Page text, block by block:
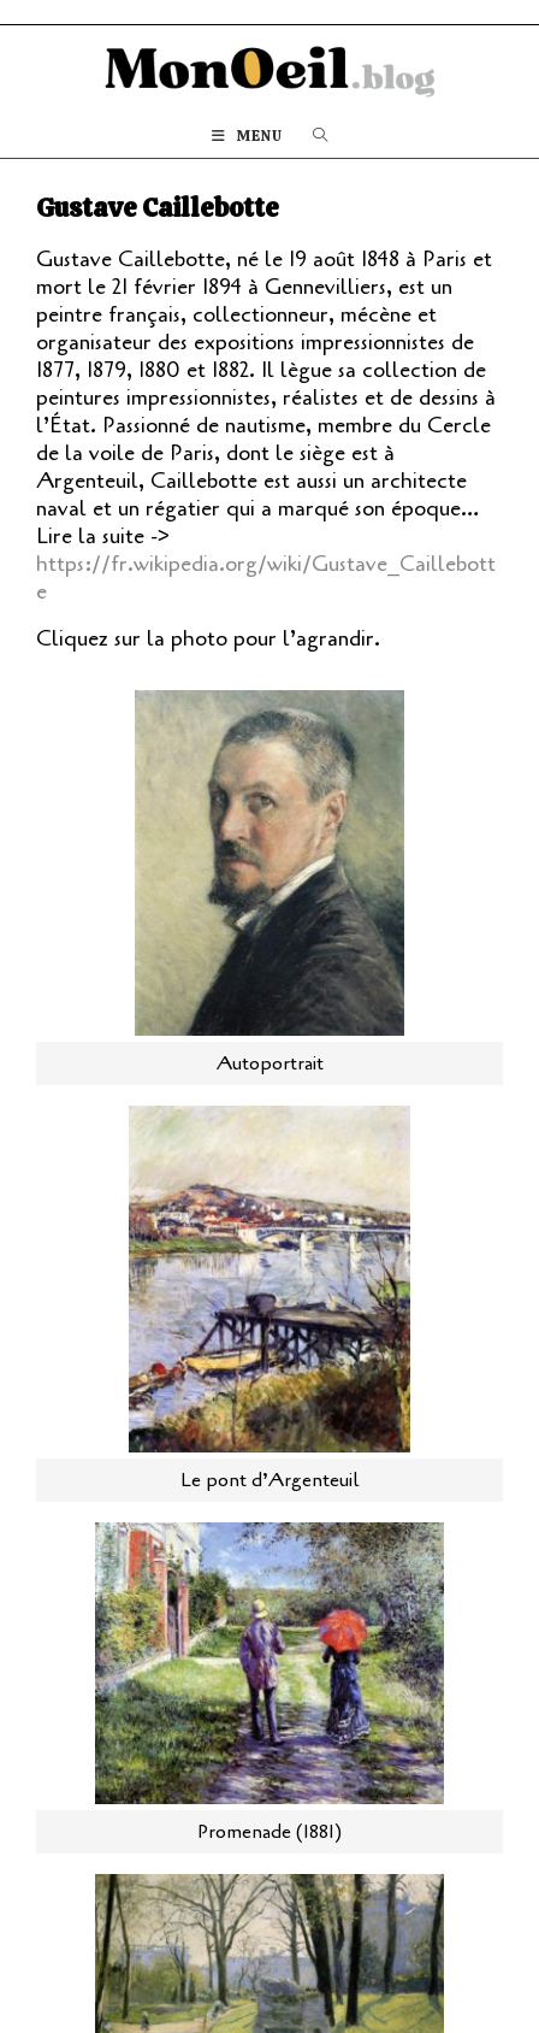
MENU
Gustave Caillebotte
Gustave Caillebotte, né le 19 août 1848 à Paris et
mort le 21 février 1894 à Gennevilliers, est un
peintre français, collectionneur, mécène et
organisateur des expositions impressionnistes de
1877, 1879, 1880 et 1882. Il lègue sa collection de
peintures impressionnistes, réalistes et de dessins à
l’État. Passionné de nautisme, membre du Cercle
de la voile de Paris, dont le siège est à
Argenteuil, Caillebotte est aussi un architecte
naval et un régatier qui a marqué son époque…
Lire la suite ->
https://fr.wikipedia.org/wiki/Gustave_Caillebott
e
Cliquez sur la photo pour l’agrandir.
Autoportrait
Le pont d’Argenteuil
Promenade (1881)